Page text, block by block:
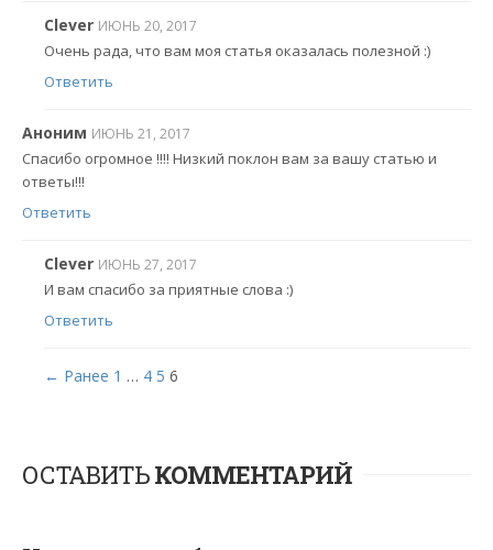
Clever ИЮНЬ 20, 2017
Очень рада, что вам моя статья оказалась полезной :)
Ответить
Аноним ИЮНЬ 21, 2017
Спасибо огромное !!!! Низкий поклон вам за вашу статью и
ответы!!!
Ответить
Clever ИЮНЬ 27, 2017
И вам спасибо за приятные слова :)
Ответить
← Ранее 1 … 4 5 6
ОСТАВИТЬКОММЕНТАРИЙ